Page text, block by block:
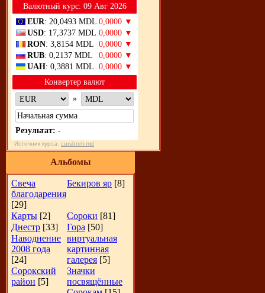
Bалютный курс: 09 Авг 2026
EUR: 20,0493 MDL 0,0000 ▼
USD: 17,3737 MDL 0,0000 ▼
RON: 3,8154 MDL 0,0000 ▼
RUB: 0,2137 MDL
0,0000 ▼
UAH: 0,3881 MDL 0,0000 ▼
Конвертер валют
»
Результат: -
Источник курса: cursbnm.md
Альбомы
Свеча
благодарения
[29]
Бекиров яр [8]
Карты [2] Сороки [81]
Днестр [33] Гора [50]
Наводнение
2008 года
[24]
виртуальная
картинная
галерея [5]
Сорокский
район [5]
Значки
посвящённые